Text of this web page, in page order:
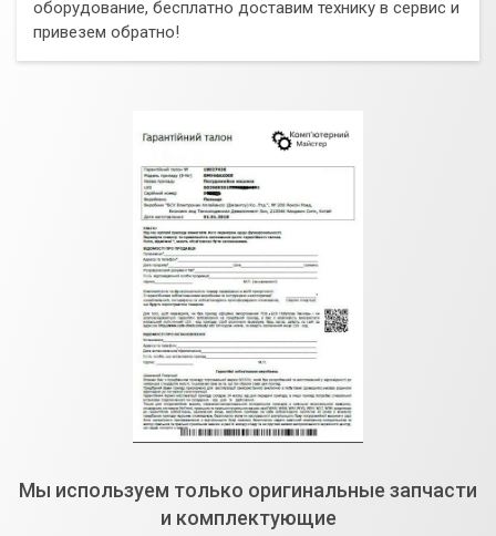
оборудование, бесплатно доставим технику в сервис и
привезем обратно!
Мы используем только оригинальные запчасти
и комплектующие